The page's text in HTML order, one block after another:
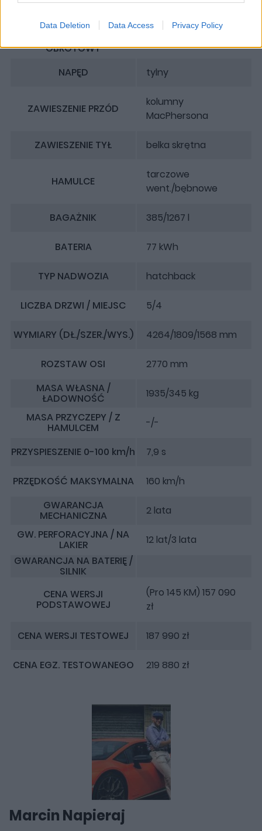
Data Deletion Data Access Privacy Policy
OBROTOWY
NAPĘD tylny
ZAWIESZENIE PRZÓD
kolumny
MacPhersona
ZAWIESZENIE TYŁ belka skrętna
HAMULCE
tarczowe
went./bębnowe
BAGAŻNIK 385/1267 l
BATERIA 77 kWh
TYP NADWOZIA hatchback
LICZBA DRZWI / MIEJSC 5/4
WYMIARY (DŁ./SZER./WYS.) 4264/1809/1568 mm
ROZSTAW OSI
2770 mm
MASA WŁASNA /
ŁADOWNOŚĆ
1935/345 kg
MASA PRZYCZEPY / Z
HAMULCEM -/-
PRZYSPIESZENIE 0-100 km/h 7,9 s
PRZĘDKOŚĆ MAKSYMALNA
160 km/h
GWARANCJA
MECHANICZNA
2 lata
GW. PERFORACYJNA / NA
LAKIER
12 lat/3 lata
GWARANCJA NA BATERIĘ /
SILNIK
CENA WERSJI
PODSTAWOWEJ
(Pro 145 KM) 157 090
zł
CENA WERSJI TESTOWEJ 187 990 zł
CENA EGZ. TESTOWANEGO 219 880 zł
Marcin Napieraj